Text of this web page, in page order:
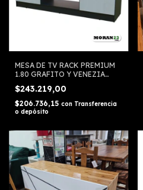
MESA DE TV RACK PREMIUM
1.80 GRAFITO Y VENEZIA
1624 ORLANDI
$243.219,00
$206.736,15 con Transferencia
o depósito